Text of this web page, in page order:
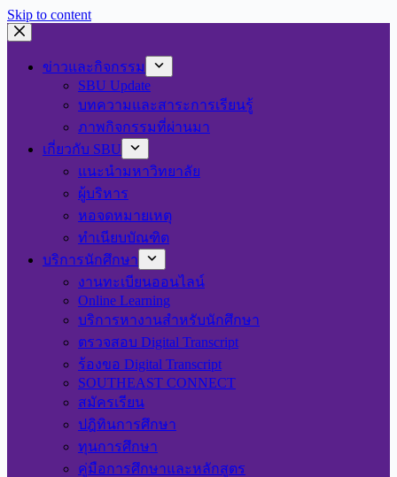
Skip to content
ข่าวและกิจกรรม
SBU Update
บทความและสาระการเรียนรู้
ภาพกิจกรรมที่ผ่านมา
เกี่ยวกับ SBU
แนะนำมหาวิทยาลัย
ผู้บริหาร
หอจดหมายเหตุ
ทำเนียบบัณฑิต
บริการนักศึกษา
งานทะเบียนออนไลน์
Online Learning
บริการหางานสำหรับนักศึกษา
ตรวจสอบ Digital Transcript
ร้องขอ Digital Transcript
SOUTHEAST CONNECT
สมัครเรียน
ปฎิทินการศึกษา
ทุนการศึกษา
คู่มือการศึกษาและหลักสูตร